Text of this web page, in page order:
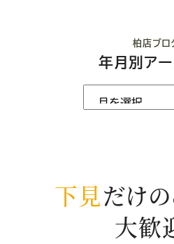
柏店ブロ
年月別アー
下見だけ
大歓